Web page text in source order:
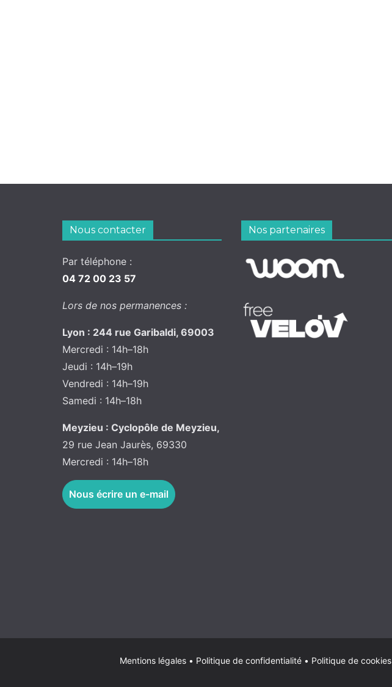
Nous contacter
Par téléphone :
04 72 00 23 57
Lors de nos permanences :
Lyon : 244 rue Garibaldi, 69003
Mercredi : 14h–18h
Jeudi : 14h–19h
Vendredi : 14h–19h
Samedi : 14h–18h
Meyzieu : Cyclopôle de Meyzieu,
29 rue Jean Jaurès, 69330
Mercredi : 14h–18h
Nous écrire un e-mail
Nos partenaires
Mentions légales • Politique de confidentialité • Politique de cookies